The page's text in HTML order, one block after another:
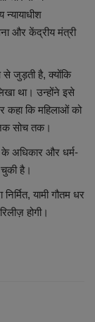
और केंद्रीय मंत्री
जुड़ती है, क्योंकि
था। उन्होंने इसे
कहा कि महिलाओं को
सोच तक।
अधिकार और धर्म-
चुकी है।
यामी गौतम धर
होगी।